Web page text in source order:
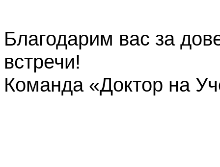
Благодарим вас за
встречи!
Команда «Доктор на